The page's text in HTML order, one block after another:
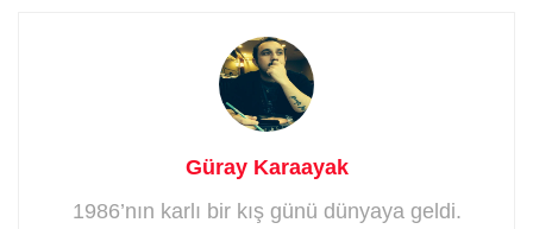
Güray Karaayak
1986’nın karlı bir kış günü dünyaya geldi.